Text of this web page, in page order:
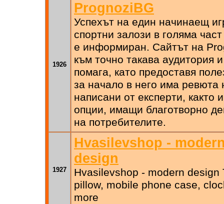
1926
PrognoziBG
Успехът на един начинаещ
спортни залози в голяма
е информиран. Сайтът на
към точно такава аудитория
помага, като предоставя
за начало в него има ревюта
написани от експерти, както
опции, имащи благотворно
на потребителите.
1927
Hvasilevshop -
design
Hvasilevshop - modern design
pillow, mobile phone case,
more